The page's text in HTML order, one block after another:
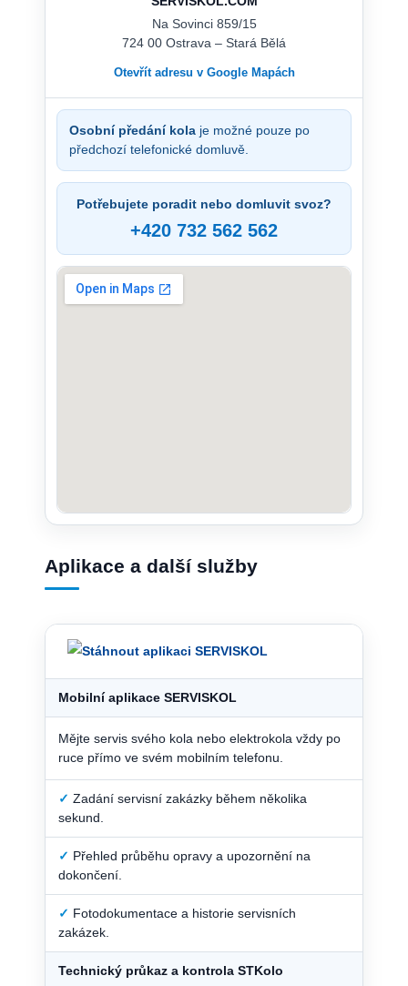
Na Sovinci 859/15
724 00 Ostrava – Stará Bělá
Otevřít adresu v Google Mapách
Osobní předání kola je možné pouze po
předchozí telefonické domluvě.
Potřebujete poradit nebo domluvit svoz?
+420 732 562 562
Aplikace a další služby
Mobilní aplikace SERVISKOL
Mějte servis svého kola nebo elektrokola vždy po
ruce přímo ve svém mobilním telefonu.
✓ Zadání servisní zakázky během několika
sekund.
✓ Přehled průběhu opravy a upozornění na
dokončení.
✓ Fotodokumentace a historie servisních
zakázek.
Technický průkaz a kontrola STKolo